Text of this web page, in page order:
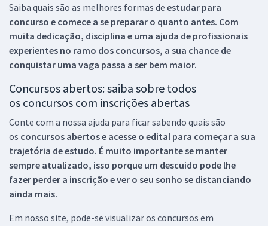
Saiba quais são as melhores formas de estudar para
concurso e comece a se preparar o quanto antes. Com
muita dedicação, disciplina e uma ajuda de profissionais
experientes no ramo dos concursos, a sua chance de
conquistar uma vaga passa a ser bem maior.
Concursos abertos: saiba sobre todos
os concursos com inscrições abertas
Conte com a nossa ajuda para ficar sabendo quais são
os concursos abertos e acesse o edital para começar a sua
trajetória de estudo. É muito importante se manter
sempre atualizado, isso porque um descuido pode lhe
fazer perder a inscrição e ver o seu sonho se distanciando
ainda mais.
Em nosso site, pode-se visualizar os concursos em